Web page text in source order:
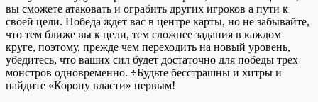
вы сможете атаковать и ограбить других игроков а пути к
своей цели. Победа ждет вас в центре карты, но не забывайте,
что тем ближе вы к цели, тем сложнее задания в каждом
круге, поэтому, прежде чем переходить на новый уровень,
убедитесь, что ваших сил будет достаточно для победы трех
монстров одновременно. ÷Будьте бесстрашны и хитры и
найдите «Корону власти» первым!